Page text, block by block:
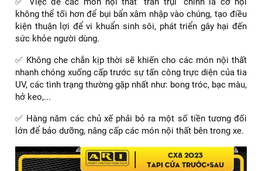
không thể tối hơn để bụi bẩn xâm nhập vào chúng, tạo điều
kiện thuận lợi để vi khuẩn sinh sôi, phát triển gây hại đến
sức khỏe người dùng.
✅ Không che chắn kịp thời sẽ khiến cho các món nội thất
nhanh chóng xuống cấp trước sự tấn công trực diện của tia
UV, các tình trạng thường gặp nhất như: bong tróc, bạc màu,
hở keo,...
✅ Hàng năm các chủ xế phải bỏ ra một số tiền tương đối
lớn để bảo dưỡng, nâng cấp các món nội thất bên trong xe.